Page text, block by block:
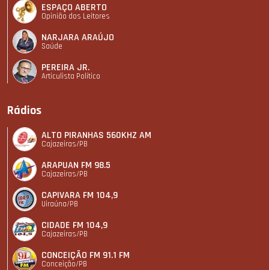
ESPAÇO ABERTO
Opinião dos Leitores
NARJARA ARAÚJO
Saúde
PEREIRA JR.
Articulista Polí­tico
Rádios
ALTO PIRANHAS 560KHZ AM
Cajazeiras/PB
ARAPUAN FM 98.5
Cajazeiras/PB
CAPIVARA FM 104,9
Uiraúna/PB
CIDADE FM 104,9
Cajazeiras/PB
CONCEIÇÃO FM 91.1 FM
Conceição/PB